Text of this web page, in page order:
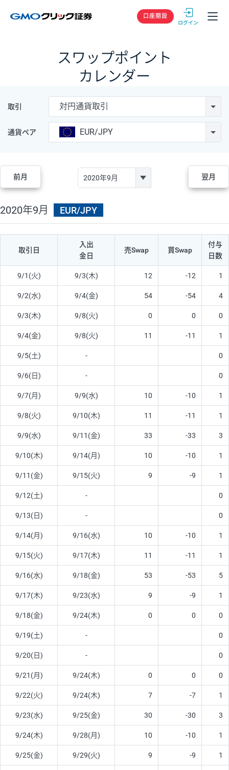
GMOクリック
口座開設
スワップポイント
カレンダー
取引 対円通貨取引
通貨ペア EUR/JPY
前月 翌月
2020年9月 EUR/JPY
取引日
入出
金日
売Swap 買Swap
付与
日数
9/1(火) 9/3(木) 12 -12 1
9/2(水) 9/4(金) 54 -54 4
9/3(木) 9/8(火) 0 0 0
9/4(金) 9/8(火) 11 -11 1
9/5(土) - 0
9/6(日) - 0
9/7(月) 9/9(水) 10 -10 1
9/8(火) 9/10(木) 11 -11 1
9/9(水) 9/11(金) 33 -33 3
9/10(木) 9/14(月) 10 -10 1
9/11(金) 9/15(火) 9 -9 1
9/12(土) - 0
9/13(日) - 0
9/14(月) 9/16(水) 10 -10 1
9/15(火) 9/17(木) 11 -11 1
9/16(水) 9/18(金) 53 -53 5
9/17(木) 9/23(水) 9 -9 1
9/18(金) 9/24(木) 0 0 0
9/19(土) - 0
9/20(日) - 0
9/21(月) 9/24(木) 0 0 0
9/22(火) 9/24(木) 7 -7 1
9/23(水) 9/25(金) 30 -30 3
9/24(木) 9/28(月) 10 -10 1
9/25(金) 9/29(火) 9 -9 1